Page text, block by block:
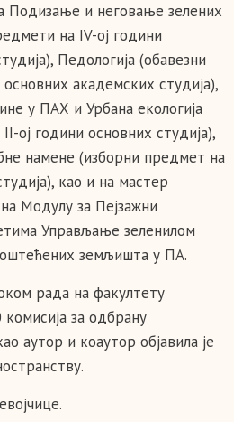
Подизање и неговање зелених
на IV-ој години
Педологија (обавезни
академских студија),
у ПАХ и Урбана екологија
ој години основних студија),
намене (изборни предмет на
као и на мастер
Модулу за Пејзажни
Управљање зеленилом
оштећених земљишта у ПА.
рада на факултету
за одбрану
аутор и коаутор објавила је